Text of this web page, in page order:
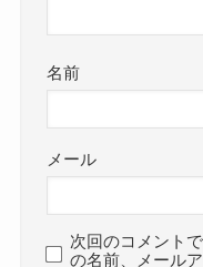
名前
メール
次回のコメント
の名前、メール